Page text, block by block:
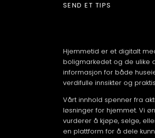
Hjemmetid er et digitalt
boligmarkedet og de ulike
informasjon for både
verdifulle innsikter og
Vårt innhold spenner fra
løsninger for hjemmet. Vi
vurderer å kjøpe, selge,
en plattform for å dele
SEND ET TIPS